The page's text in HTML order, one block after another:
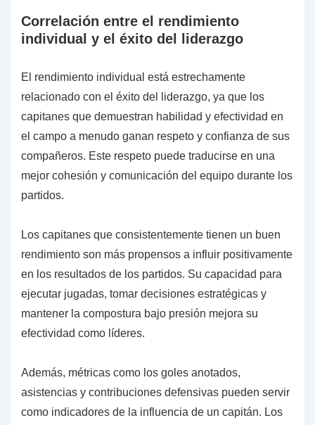
Correlación entre el rendimiento
individual y el éxito del liderazgo
El rendimiento individual está estrechamente
relacionado con el éxito del liderazgo, ya que los
capitanes que demuestran habilidad y efectividad en
el campo a menudo ganan respeto y confianza de sus
compañeros. Este respeto puede traducirse en una
mejor cohesión y comunicación del equipo durante los
partidos.
Los capitanes que consistentemente tienen un buen
rendimiento son más propensos a influir positivamente
en los resultados de los partidos. Su capacidad para
ejecutar jugadas, tomar decisiones estratégicas y
mantener la compostura bajo presión mejora su
efectividad como líderes.
Además, métricas como los goles anotados,
asistencias y contribuciones defensivas pueden servir
como indicadores de la influencia de un capitán. Los